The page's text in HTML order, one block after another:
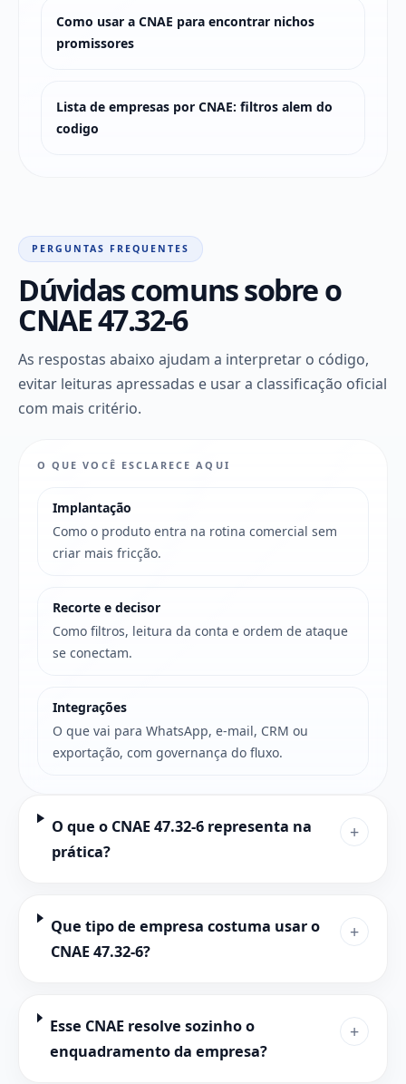
Como usar a CNAE para encontrar nichos
promissores
Lista de empresas por CNAE: filtros alem do
codigo
PERGUNTAS FREQUENTES
Dúvidas comuns sobre o
CNAE 47.32-6
As respostas abaixo ajudam a interpretar o código,
evitar leituras apressadas e usar a classificação oficial
com mais critério.
O QUE VOCÊ ESCLARECE AQUI
Implantação
Como o produto entra na rotina comercial sem
criar mais fricção.
Recorte e decisor
Como filtros, leitura da conta e ordem de ataque
se conectam.
Integrações
O que vai para WhatsApp, e-mail, CRM ou
exportação, com governança do fluxo.
O que o CNAE 47.32-6 representa na
prática?
+
Que tipo de empresa costuma usar o
CNAE 47.32-6?
+
Esse CNAE resolve sozinho o
enquadramento da empresa?
+